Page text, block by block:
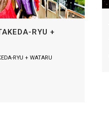
RYU +
RYU + WATARU